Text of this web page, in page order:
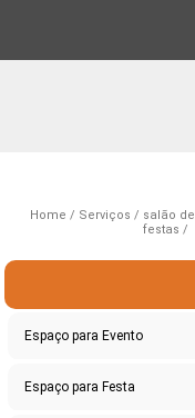
Home Serviços
salão de
festas
Espaço para Evento
Espaço para Festa